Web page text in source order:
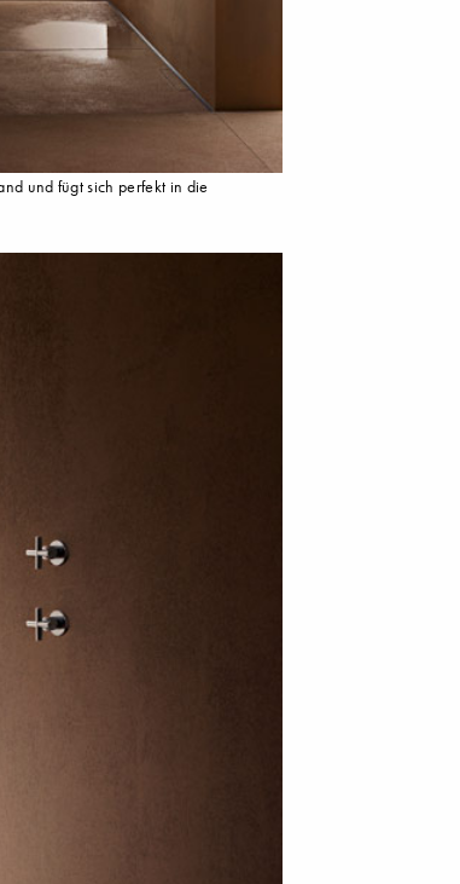
und fügt sich perfekt in die